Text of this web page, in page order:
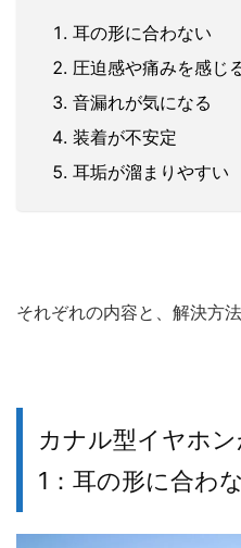
耳の形に合わない
圧迫感や痛みを感じ
音漏れが気になる
装着が不安定
耳垢が溜まりやすい
それぞれの内容と、解決方
カナル型イヤホ
1：耳の形に合わ